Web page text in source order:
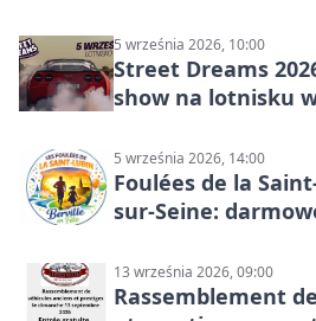
5 września 2026, 10:00
Street Dreams
show na lotnisku
5 września 2026, 14:00
Foulées de la
sur-Seine:
13 września 2026, 09:00
Rassemblement